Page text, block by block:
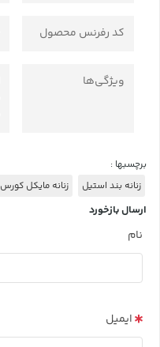
کد رفرنس محصول
ویژگی‌ها
برچسبها :
زنانه بند استیل
زنانه مایکل کورس
ارسال بازخورد
نام
ایمیل